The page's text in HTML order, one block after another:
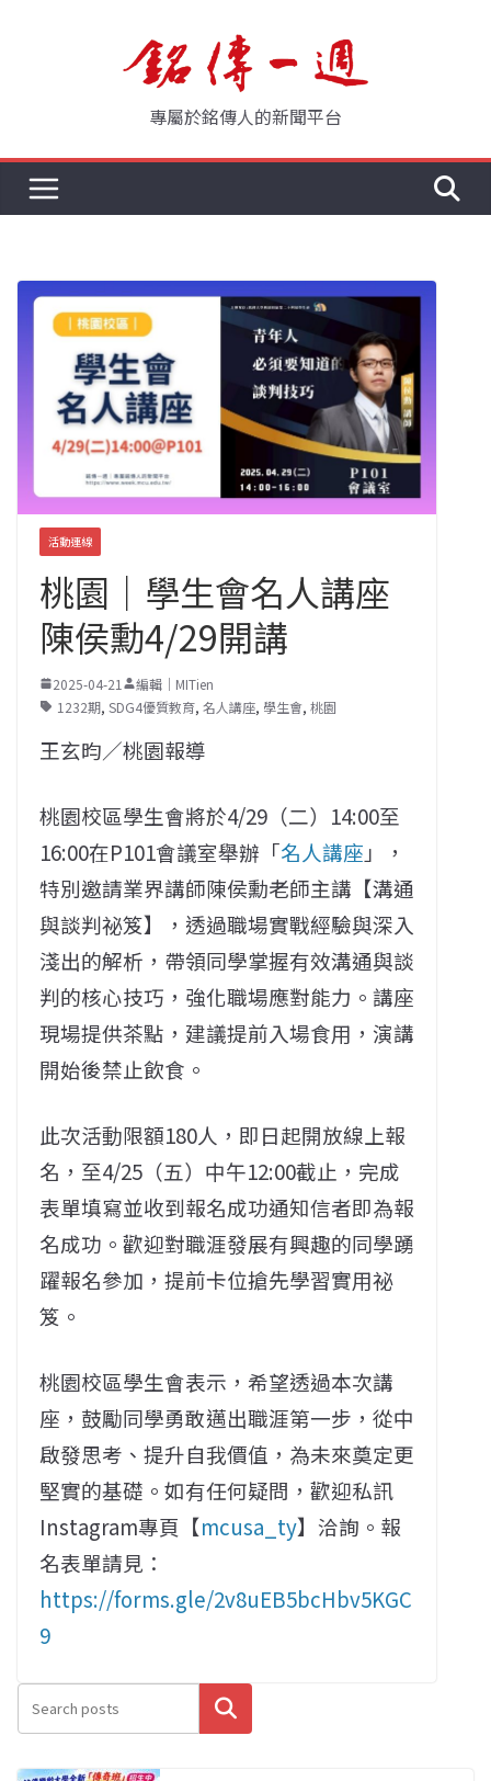
專屬於銘傳人的新聞平台
活動連線
桃園｜學生會名人講座
陳侯勳4/29開講
2025-04-21
編輯｜MITien
1232期, SDG4優質教育, 名人講座, 學生會, 桃園
王玄昀／桃園報導
桃園校區學生會將於4/29（二）14:00至
16:00在P101會議室舉辦「名人講座 」，
特別邀請業界講師陳侯勳老師主講【溝通
與談判祕笈】，透過職場實戰經驗與深入
淺出的解析，帶領同學掌握有效溝通與談
判的核心技巧，強化職場應對能力。講座
現場提供茶點，建議提前入場食用，演講
開始後禁止飲食。
此次活動限額180人，即日起開放線上報
名，至4/25（五）中午12:00截止，完成
表單填寫並收到報名成功通知信者即為報
名成功。歡迎對職涯發展有興趣的同學踴
躍報名參加，提前卡位搶先學習實用祕
笈。
桃園校區學生會表示，希望透過本次講
座，鼓勵同學勇敢邁出職涯第一步，從中
啟發思考、提升自我價值，為未來奠定更
堅實的基礎。如有任何疑問，歡迎私訊
Instagram專頁【mcusa_ty】洽詢。報
名表單請見：
https://forms.gle/2v8uEB5bcHbv5KGC
9
搜尋